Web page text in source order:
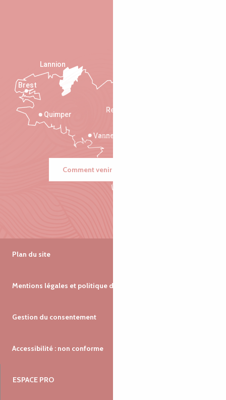
Rennes
Vannes
Quimper
Lannion
Brest
Comment venir ?
Plan du site
Mentions légales et politique de confidentialité
Gestion du consentement
Accessibilité : non conforme
ESPACE PRO